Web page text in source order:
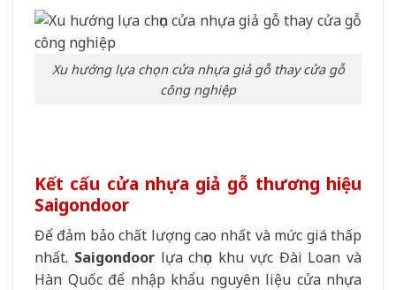
Xu hướng lựa chọn cửa nhựa giả gỗ thay cửa gỗ
công nghiệp
Kết cấu cửa nhựa giả gỗ thương hiệu
Saigondoor
Để đảm bảo chất lượng cao nhất và mức giá thấp
nhất. Saigondoorlựa chọn khu vực Đài Loan và
Hàn Quốc để nhập khẩu nguyên liệu cửa nhựa